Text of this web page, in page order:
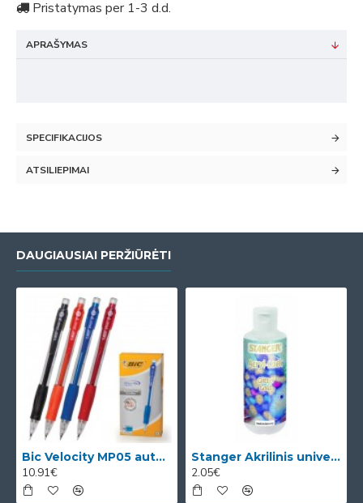
Pristatymas per 1-3 d.d.
APRAŠYMAS
SPECIFIKACIJOS
ATSILIEPIMAI
DAUGIAUSIAI PERŽIŪRĖTI
Bic Velocity MP05 automatinis pieštukas su 3 x 0.5mm HB grafitais (dėžutėje 12vnt. skirtingomis korp
10.91€
Stanger Akrilinis universalus lakas, žvilgančio aukso efektas, 82 ml, 1 vnt KI12780A
2.05€